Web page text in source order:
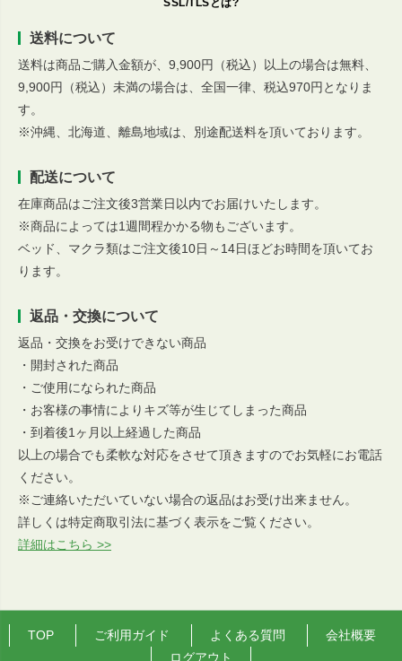
SSL/TLSとは?
送料について
送料は商品ご購入金額が、9,900円（税込）以上の場合は無料、
9,900円（税込）未満の場合は、全国一律、税込970円となりま
す。
※沖縄、北海道、離島地域は、別途配送料を頂いております。
配送について
在庫商品はご注文後3営業日以内でお届けいたします。
※商品によっては1週間程かかる物もございます。
ベッド、マクラ類はご注文後10日～14日ほどお時間を頂いてお
ります。
返品・交換について
返品・交換をお受けできない商品
・開封された商品
・ご使用になられた商品
・お客様の事情によりキズ等が生じてしまった商品
・到着後1ヶ月以上経過した商品
以上の場合でも柔軟な対応をさせて頂きますのでお気軽にお電話
ください。
※ご連絡いただいていない場合の返品はお受け出来ません。
詳しくは特定商取引法に基づく表示をご覧ください。
詳細はこちら >>
TOP ご利用ガイド よくある質問
会社概要
ログアウト